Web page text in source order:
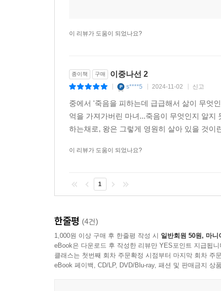
그렇게 쉽게 이길 수 있는 종류가 아니라는 사
잡아주는 사람들이고, 나도 누군가의 손을 잡고
그렇게 이 작품 『붉은 칼』은 꿈속의 이미지 같
그대로, “인간의 존엄과 권리를 위해 끝이 보이
작가의 말
나선정벌(羅禪征伐)은 1654년과 1658년 두 번에
신생국가였던 청나라는 쇠락해가는 명나라를 견
1580년대부터 시베리아로 진출하여 당시 서유럽
시작했고 청나라는 병자호란 이후 속국이 된 조
총포수를 파견했다. 조선군은 1654년과 1658년
이 리뷰가 도움이 되었나요?
종이책 구매 이중나선 2
s****5 2024-11-02 신고
중에서 '죽음을 피하는데 급급해서 삶이 무엇
억을 가져가버린 마녀...죽음이 무엇인지 알
하는채로, 왕은 그렇게 영원히 살아 있을 것이
이 리뷰가 도움이 되었나요?
1
한줄평 (4건)
1,000원 이상 구매 후 한줄평 작성 시 일반회원 50원, 마니
eBook은 다운로드 후 작성한 리뷰만 YES포인트 지급됩니
클래스는 첫번째 회차 주문확정 시점부터 마지막 회차 주
eBook 페이백, CD/LP, DVD/Blu-ray, 패션 및 판매금지 상